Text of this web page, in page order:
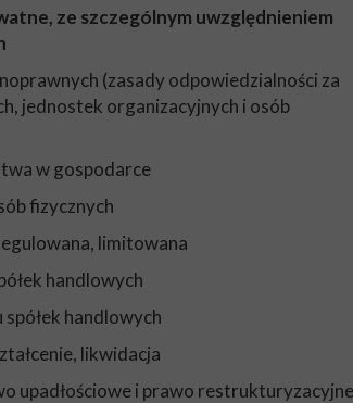
ze szczególnym uwzględnieniem
(zasady odpowiedzialności za
jednostek organizacyjnych i osób
w gospodarce
fizycznych
limitowana
handlowych
spółek handlowych
likwidacja
upadłościowe i prawo